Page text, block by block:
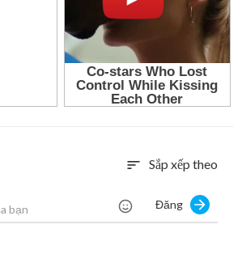
sort Sắp xếp theo
Đăng